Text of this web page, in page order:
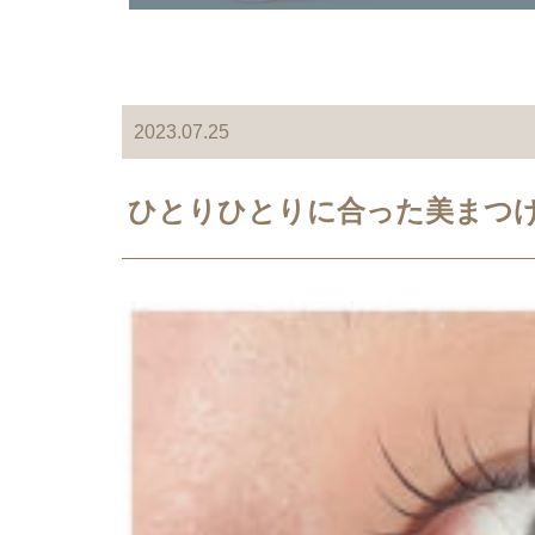
2023.07.25
ひとりひとりに合った美まつ